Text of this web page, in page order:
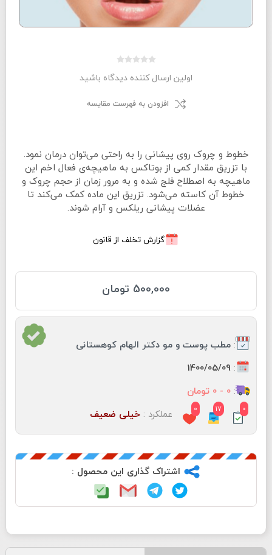
اولین ارسال کننده دیدگاه باشید
افزودن به فهرست مقایسه
خطوط و چروک روی پیشانی را به راحتی می‌توان درمان نمود.
با تزریق مقدار کمی از بوتاکس به ماهیچه‌ی فعال اخم این
ماهیچه به اصطلاح فلج شده و به مرور زمان از حجم چروک و
خطوط آن کاسته می‌شود. تزریق این ماده کمک می‌کند تا
عضلات پیشانی ریلکس و آرام شوند.
گزارش تخلف از قانون
500,000 تومان
: مطب پوست و مو دكتر الهام كوهستانى
:
1400/05/09
: 0 - 0 تومان
0
17
0 عملکرد : خیلی ضعیف
اشتراک گذاری این محصول :